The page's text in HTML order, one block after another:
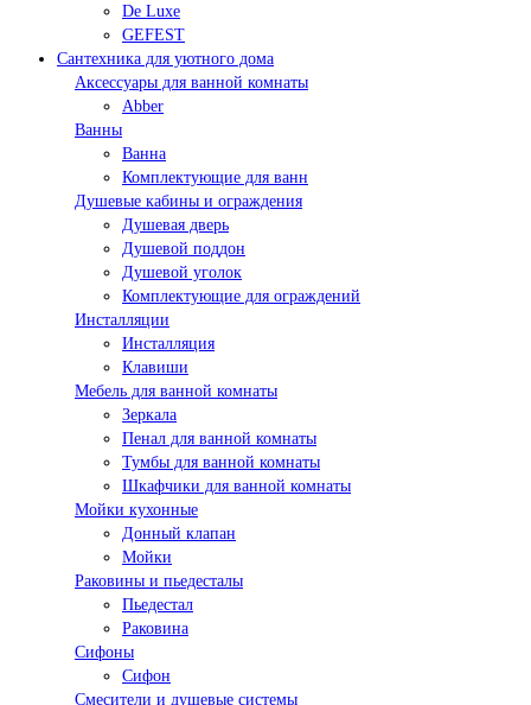
De Luxe
GEFEST
Сантехника для уютного дома
Аксессуары для ванной комнаты
Abber
Ванны
Ванна
Комплектующие для ванн
Душевые кабины и ограждения
Душевая дверь
Душевой поддон
Душевой уголок
Комплектующие для ограждений
Инсталляции
Инсталляция
Клавиши
Мебель для ванной комнаты
Зеркала
Пенал для ванной комнаты
Тумбы для ванной комнаты
Шкафчики для ванной комнаты
Мойки кухонные
Донный клапан
Мойки
Раковины и пьедесталы
Пьедестал
Раковина
Сифоны
Сифон
Смесители и душевые системы